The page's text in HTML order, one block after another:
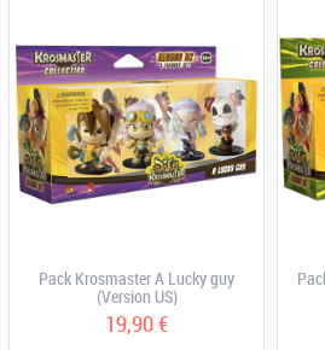
Pack Krosmaster A Lucky guy
(Version US)
19,90 €